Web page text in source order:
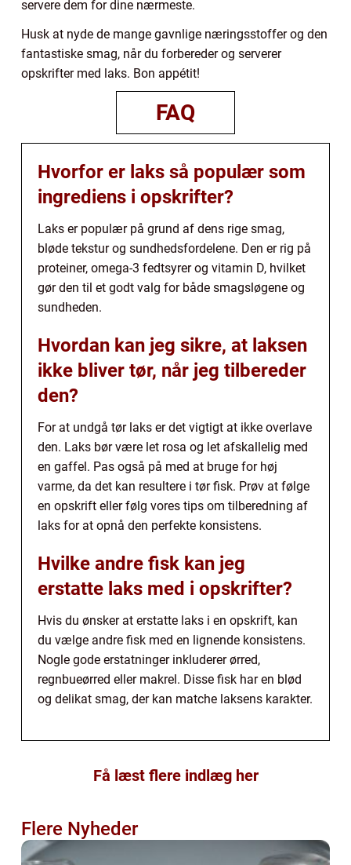
servere dem for dine nærmeste.
Husk at nyde de mange gavnlige næringsstoffer og den
fantastiske smag, når du forbereder og serverer
opskrifter med laks. Bon appétit!
FAQ
Hvorfor er laks så populær som
ingrediens i opskrifter?
Laks er populær på grund af dens rige smag,
bløde tekstur og sundhedsfordelene. Den er rig på
proteiner, omega-3 fedtsyrer og vitamin D, hvilket
gør den til et godt valg for både smagsløgene og
sundheden.
Hvordan kan jeg sikre, at laksen
ikke bliver tør, når jeg tilbereder
den?
For at undgå tør laks er det vigtigt at ikke overlave
den. Laks bør være let rosa og let afskallelig med
en gaffel. Pas også på med at bruge for høj
varme, da det kan resultere i tør fisk. Prøv at følge
en opskrift eller følg vores tips om tilberedning af
laks for at opnå den perfekte konsistens.
Hvilke andre fisk kan jeg
erstatte laks med i opskrifter?
Hvis du ønsker at erstatte laks i en opskrift, kan
du vælge andre fisk med en lignende konsistens.
Nogle gode erstatninger inkluderer ørred,
regnbueørred eller makrel. Disse fisk har en blød
og delikat smag, der kan matche laksens karakter.
Få læst flere indlæg her
Flere Nyheder